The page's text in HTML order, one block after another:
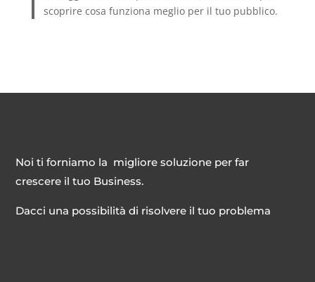
scoprire cosa funziona meglio per il tuo pubblico.
Noi ti forniamo la migliore soluzione per far
crescere il tuo Business.
Dacci una possibilità di risolvere il tuo problema